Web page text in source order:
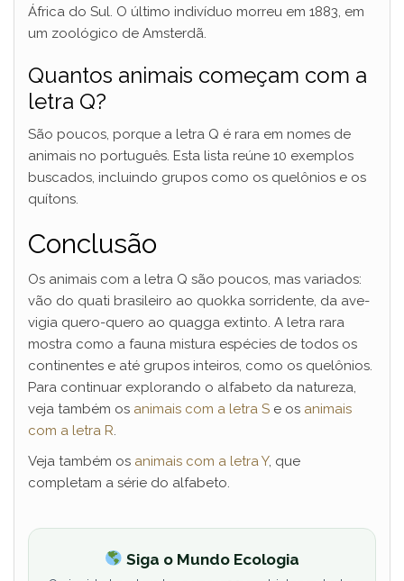
África do Sul. O último indivíduo morreu em 1883, em
um zoológico de Amsterdã.
Quantos animais começam com a
letra Q?
São poucos, porque a letra Q é rara em nomes de
animais no português. Esta lista reúne 10 exemplos
buscados, incluindo grupos como os quelônios e os
quítons.
Conclusão
Os animais com a letra Q são poucos, mas variados:
vão do quati brasileiro ao quokka sorridente, da ave-
vigia quero-quero ao quagga extinto. A letra rara
mostra como a fauna mistura espécies de todos os
continentes e até grupos inteiros, como os quelônios.
Para continuar explorando o alfabeto da natureza,
veja também os animais com a letra S e os animais
com a letra R.
Veja também os animais com a letra Y, que
completam a série do alfabeto.
Siga o Mundo Ecologia